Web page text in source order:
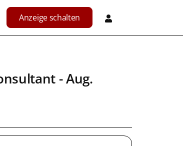
Anzeige schalten
- Aug.